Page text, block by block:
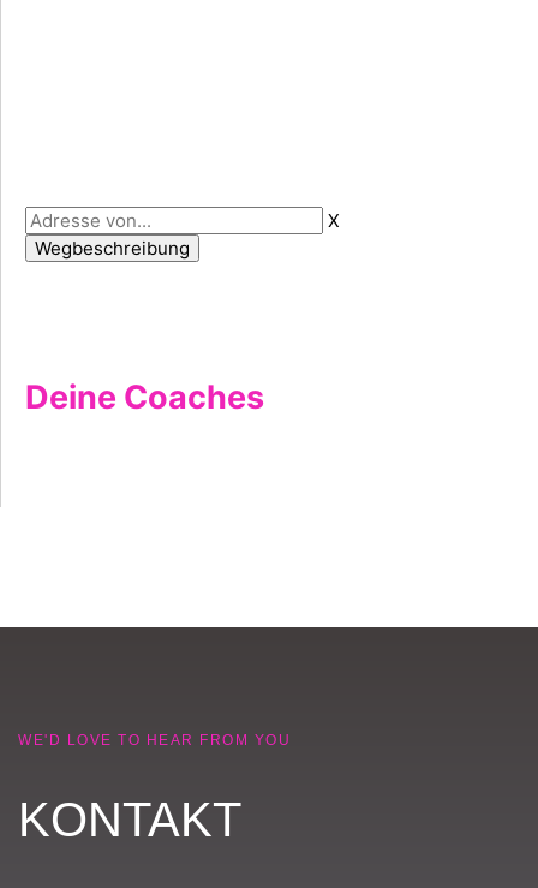
X
Deine Coaches
WE'D LOVE TO HEAR FROM YOU
KONTAKT